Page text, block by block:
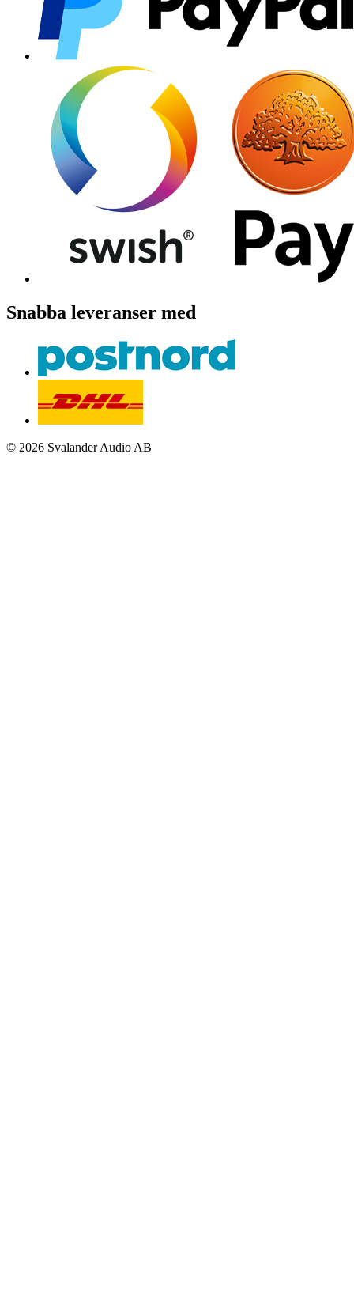
Snabba leveranser med
© 2026 Svalander Audio AB